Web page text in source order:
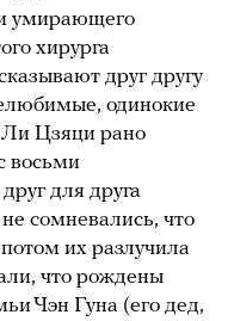
умирающего
хирурга
друг другу
одинокие
Ли Цзяци рано
восьми
для друга
сомневались, что
их разлучила
что рождены
Чэн Гуна (его дед,